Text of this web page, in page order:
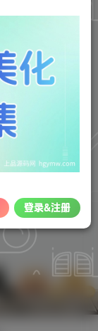
登录&注册